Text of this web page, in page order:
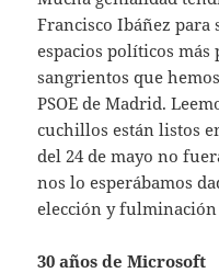
Francisco Ibáñez para
espacios políticos
sangrientos que
PSOE de Madrid.
cuchillos están listos
del 24 de mayo no
nos lo esperábamos
elección y fulminación
30 años de Microsoft